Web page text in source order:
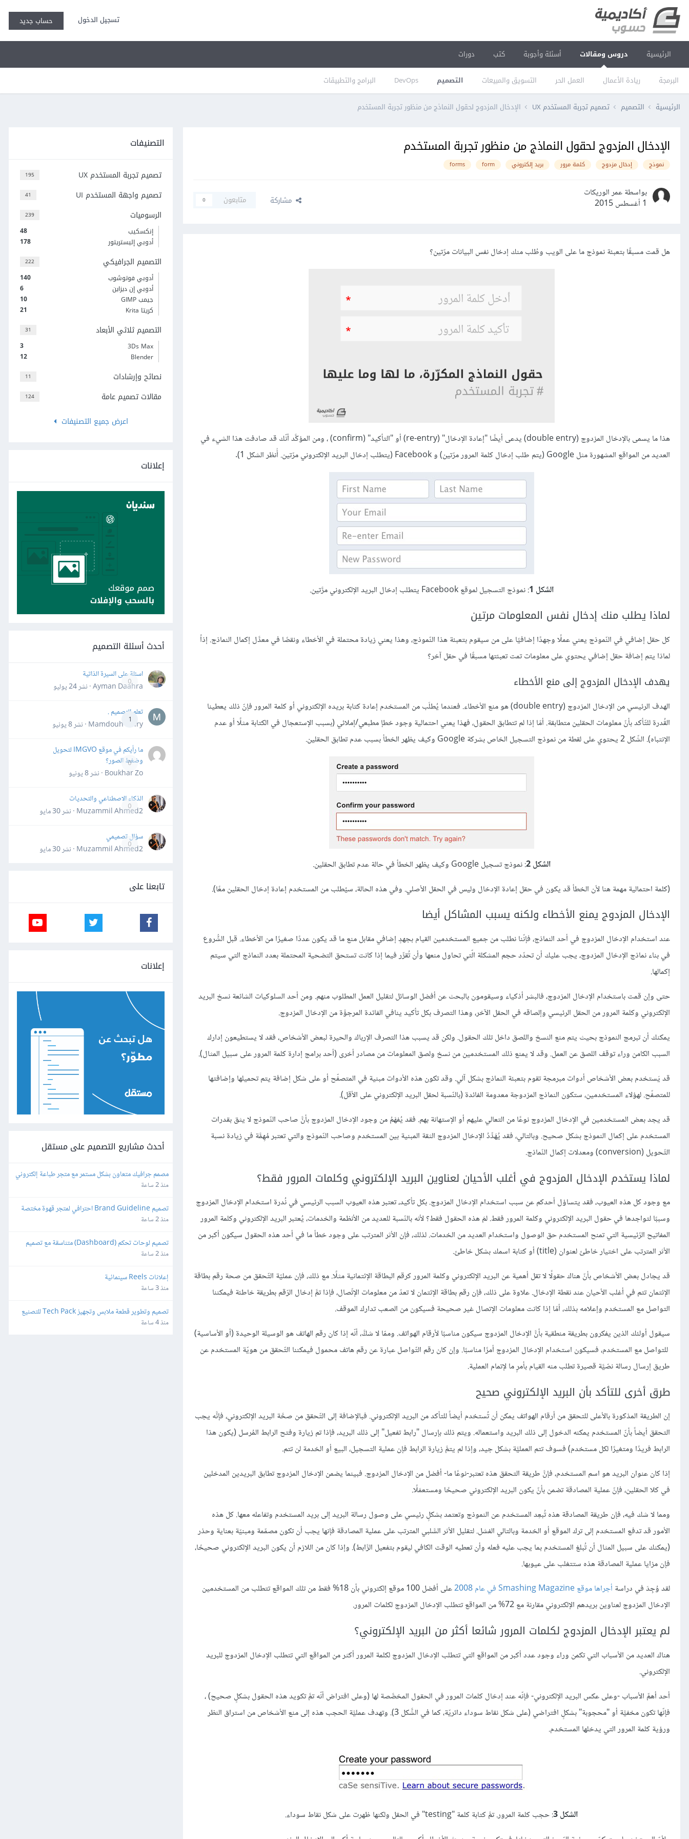
تسجيل الدخول حساب جديد
الرئيسية دروس ومقالات
البرمجة ريادة الأعمال العمل الحر التسويق والمبيعات التصميم DevOps البرامج والتطبيقات
أسئلة وأجوبة كتب دورات
الرئيسية التصميم تصميم تجربة المستخدم UX الإدخال المزدوج لحقول النماذج من منظور تجربة المستخدم
الإدخال المزدوج لحقول النماذج من منظور تجربة المستخدم
نموذج إدخال مزدوج كلمة مرور بريد إلكتروني form
forms
بواسطة عمر الوريكات
1 أغسطس 2015
مشاركة متابعون 0
هل قمت مسبقًا بتعبئة نموذج ما على الويب وطُلب منك إدخال نفس البيانات مرّتين؟
هذا ما يسمى بالإدخال المزدوج (double entry) يدعى أيضًا "إعادة الإدخال" (re-entry) أو "التأكيد" (confirm) ، ومن المؤكَّد أنّك قد صادفت هذا الشيء في
العديد من المواقع المشهورة مثل Google (يتم طلب إدخال كلمة المرور مرّتين) و Facebook (يتطلب إدخال البريد الإلكتروني مرّتين. أُنظر الشكل 1).
الشّكل 1 : نموذج التسجيل لموقع Facebook يتطلب إدخال البريد الإلكتروني مرَّتين.
لماذا يطلب منك إدخال نفس المعلومات مرتين
كل حقل إضافي في النّموذج يعني عملًا وجهدًا إضافيًا على من سيقوم بتعبئة هذا النّموذج، وهذا يعني زيادة محتملة في الأخطاء ونقصًا في معدَّل إكمال النماذج. إذاً
لماذا يتم إضافة حقل إضافي يحتوي على معلومات تمت تعبئتها مسبقًا في حقل آخر؟
يهدف الإدخال المزدوج إلى منع الأخطاء
الهدف الرئيسي من الإدخال المزدوج (double entry) هو منع الأخطاء. فعندما يُطلَب من المستخدم إعادة كتابة بريده الإلكتروني أو كلمة المرور فإنّ ذلك يعطينا
القُدرة للتّأكد بأنّ معلومات الحقلين متطابقة. أمّا إذا لم تتطابق الحقول، فهذا يعني احتمالية وجود خطإ مطبعي/إملائي (بسبب الإستعجال في الكتابة مثلًا أو عدم
الإنتباه). الشّكل 2 يحتوي على لقطة من نموذج التسجيل الخاص بشركة Google وكيف يظهر الخطأ بسبب عدم تطابق الحقلين.
الشّكل 2 : نموذج تسجيل Google وكيف يظهر الخطأ في حالة عدم تطابق الحقلين.
(كلمة احتمالية مهمة هنا لأن الخطأ قد يكون في حقل إعادة الإدخال وليس في الحقل الأصلي. وفي هذه الحالة، سيُطلب من المستخدم إعادة إدخال الحقلين معًا).
الإدخال المزدوج يمنع الأخطاء ولكنه يسبب المشاكل أيضا
عند استخدام الإدخال المزدوج في أحد النماذج، فإنّنا نطلب من جميع المستخدمين القيام بجهدٍ إضافي مقابل منع ما قد يكون عددًا صغيرًا من الأخطاء. قبل الشُّروع
في بناء نماذج الإدخال المزدوج، يجب عليك أن تحدّد حجم المشكلة الّتي تحاول منعها وأن تُقرِّر فيما إذا كانت تستحق التضحية المحتملة بعدد النماذج التي سيتم
إكمالها.
حتى وإن قمت باستخدام الإدخال المزدوج، فالبشر أذكياء وسيقومون بالبحث عن أفضل الوسائل لتقليل العمل المطلوب منهم. ومن أحد السلوكيات الشائعة نسخ البريد
الإلكتروني وكلمة المرور من الحقل الرئيسي وإلصاقه في الحقل الآخر، وهذا التصرف بكل تأكيد ينافي الفائدة المرجوَّة من الإدخال المزدوج.
يمكنك أن تبرمج النموذج بحيث يتم منع النسخ واللصق داخل تلك الحقول. ولكن قد يسبب هذا التصرف الإرباك والحيرة لبعض الأشخاص، فقد لا يستطيعون إدارك
السبب الكامن وراء توقف اللصق عن العمل. وقد لا يمنع ذلك المستخدمين من نسخ ولصق المعلومات من مصادر أخرى (أحد برامج إدارة كلمة المرور على سبيل المثال).
قد يَستخدم بعض الأشخاص أدوات مبرمجة تقوم بتعبئة النماذج بشكل آلي. وقد تكون هذه الأدوات مبنية في المتصفّح أو على شكل إضافة يتم تحميلها وإضافتها
للمتصفّح. لهؤلاء المستخدمين، ستكون النماذج المزدوجة معدومة الفائدة (بالنّسبة لحقل البريد الإلكتروني على الأقل).
قد يجد بعض المستخدمين في الإدخال المزدوج نوعًا من التعالي عليهم أو الإستهانة بهم. فقد يُفهَمُ من وجود الإدخال المزدوج بأنَّ صاحب النّموذج لا يثق بقدرات
المستخدم على إكمال النموذج بشكل صحيح. وبالتالي، فقد يُهَدِّدُ الإدخال المزدوج الثقة المبنية بين المستخدم وصاحب النّموذج والتي تعتبر مُهِمَّة في زيادة نسبة
التّحويل (conversion) ومعدلات إكمال النّماذج.
لماذا يستخدم الإدخال المزدوج في أغلب الأحيان لعناوين البريد الإلكتروني وكلمات المرور فقط؟
مع وجود كل هذه العيوب، فقد يتساؤل أحدكم عن سبب استخدام الإدخال المزدوج. بكل تأكيد، تعتبر هذه العيوب السبب الرئيسي في نُدرة استخدام الإدخال المزدوج
وسببًا لتواجدها في حقول البريد الإلكتروني وكلمة المرور فقط. لمَ هذه الحقول فقط؟ لأنه بالنّسبة للعديد من الأنظمة والخدمات، يُعتبر البريد الإلكتروني وكلمة المرور
المفاتيح الرّئيسية التي تمنح المستخدم حق الوصول واستخدام العديد من الخدمات. لذلك، فإن الأثر المترتب على وجود خطأ ما في أحد هذه الحقول سيكون أكبر من
الأثر المترتب على اختيار خاطئ لعنوان (title) أو كتابة اسمك بشكل خاطئ.
قد يجادل بعض الأشخاص بأنّ هناك حقولًا لا تقل أهمية عن البريد الإلكتروني وكلمة المرور كرقم البطاقة الإئتمانية مثلًا. مع ذلك، فإن عمليّة التّحقق من صحة رقم بطاقة
الإئتمان تتم في أغلب الأحيان عند نقطة الإدخال. علاوة على ذلك، فإن رقم بطاقة الإئتمان لا تعدّ من معلومات الإتّصال، فإذا تمَّ إدخال الرّقم بطريقة خاطئة فيمكننا
التواصل مع المستخدم وإعلامه بذلك، أمّا إذا كانت معلومات الإتصال غير صحيحة فسيكون من الصعب تدارك الموقف.
سيقول أولئك الذين يفكرون بطريقة منطقية بأنَّ الإدخال المزدوج سيكون مناسبًا لأرقام الهواتف. وممّا لا شكَّ، أنّه إذا كان رقم الهاتف هو الوسيلة الوحيدة (أو الأساسية)
للتواصل مع المستخدم، فسيكون استخدام الإدخال المزدوج أمرًا مناسبًا. وإن كان رقم التّواصل عبارة عن رقم هاتف محمول فيمكننا التّحقق من هويّة المستخدم عن
طريق إرسال رسالة نصّيَّة قصيرة تطلب منه القيام بأمرٍ ما لإتمام العملية.
طرق أخرى للتأكد بأن البريد الإلكتروني صحيح
إن الطريقة المذكورة بالأعلى للتحقق من أرقام الهواتف يمكن أن تُستخدم أيضاً للتأكد من البريد الإلكتروني. فبالإضافة إلى التّحقق من صحَّة البريد الإلكتروني، فإنَّه يجب
التحقق أيضاً بأنّ المستخدم يمكنه الدخول إلى ذلك البريد واستعماله. ويتم ذلك بإرسال "رابط تفعيل" إلى ذلك البريد، فإذا تم زيارة وفتح الرابط المُرسل (يكون هذا
الرابط فريدًا ومتغيرًا لكل مستخدم) فسوف تتم العمليَّة بشكل جيد، وإذا لم يتمَّ زيارة الرابط فإن عملية التسجيل، البيع أو الخدمة لن تتم.
إذا كان عنوان البريد هو اسم المستخدم، فإنَّ طريقة التحقق هذه تعتبر-نوعًا ما- أفضل من الإدخال المزدوج. فبينما يضمن الإدخال المزدوج تطابق البريدين المدخلين
في كلا الحقلين، فإنّ عملية المصادقة تضمن بأنّ يكون البريد الإلكتروني صحيحًا ومستعمَلًا.
ومما لا شك فيه، فإن طريقة المصادقة هذه تُبعِد المستخدم عن النموذج وتعتمد بشكلٍ رئيسي على وصول رسالة البريد إلى بريد المستخدم وتفاعله معها. كل هذه
الأمور قد تدفع المستخدم إلى ترك الموقع أو الخدمة وبالتالي الفشل. لتقليل الأثر السَّلبي المترتب على عملية المصادقة فإنها يجب أن تكون مصمّمة ومبنيّة بعناية وحذر
(يمكنك على سبيل المثال أن تُبلغ المستخدم بما يجب عليه فعله وأن تعطيه الوقت الكافي ليقوم بتفعيل الرَّابط). وإذا كان من اللازم أن يكون البريد الإلكتروني صحيحًا،
فإن مزايا عملية المصادقة هذه ستتغلب على عيوبها.
لقد وُجِدَ في دراسة أجراها موقع Smashing Magazine في عام 2008
على أفضل 100 موقع إلكتروني بأن 18% فقط من تلك المواقع تتطلب من المستخدمين
الإدخال المزدوج لعناوين بريدهم الإلكتروني مقارنة مع 72% من المواقع تتطلب الإدخال المزدوج لكلمات المرور.
لم يعتبر الإدخال المزدوج لكلمات المرور شائعا أكثر من البريد الإلكتروني؟
هناك العديد من الأسباب التي تكمن وراء وجود عدد أكبر من المواقع التي تتطلب الإدخال المزدوج لكلمة المرور أكثر من المواقع التي تتطلب الإدخال المزدوج للبريد
الإلكتروني.
أحد أهمِّ الأسباب -وعلى عكس البريد الإلكتروني- فإنّه عند إدخال كلمات المرور في الحقول المخصَّصة لها (وعلى افتراض أنّه تمَّ تكويد هذه الحقول بشكلٍ صحيح) ،
فإنّها تكون مخفيَّة أو "محجوبة" بشكلٍ افتراضي (على شكل نقاط سوداء دائريّة، كما في الشَّكل 3). وتهدف عمليَّة الحجب هذه إلى منع الأشخاص من استراق النظر
ورؤية كلمة المرور التي يدخلها المستخدم.
الشكل 3 : حجب كلمة المرور. تمَّ كتابة كلمة "testing" في الحقل ولكنها ظهرت على شكل نقاط سوداء.
التصنيفات
195 تصميم تجربة المستخدم UX
41 تصميم واجهة المستخدم UI
239 الرسوميات
48
إنكسكيب
178
أدوبي إليستريتور
222 التصميم الجرافيكي
140
أدوبي فوتوشوب
6
أدوبي إن ديزاين
10
جيمب GIMP
21
كريتا Krita
31 التصميم ثلاثي الأبعاد
3
3Ds Max
12
Blender
11 نصائح وإرشادات
124
مقالات تصميم عامة
اعرض جميع التصنيفات
إعلانات
أحدث أسئلة التصميم
0
اسئلة على السيرة الذاتية
Ayman Daahra · نشر
24 يوليو
1
تعلم التصميم .
Mamdouh Khiry · نشر
8 يونيو
0
ما رأيكم في موقع IMGVO لتحويل
وضغط الصور؟
Boukhar Zo · نشر
8 يونيو
0
الذكاء الاصطناعي والتحديات
Muzammil Ahmed2 · نشر
30 مايو
0
سؤال تصميمي
Muzammil Ahmed2 · نشر
30 مايو
تابعنا على
إعلانات
أحدث مشاريع التصميم على مستقل
مصمم جرافيك متعاون بشكل مستمر مع متجر طباعة إلكتروني
منذ 2 ساعة
(هوية جاهزة)
منذ 2 ساعة
تطبيق جاهز
منذ 2 ساعة
إعلانات Reels سينمائية
منذ 3 ساعة
تصميم وتطوير قطعة ملابس وتجهيز Tech Pack للتصنيع
منذ 4 ساعة